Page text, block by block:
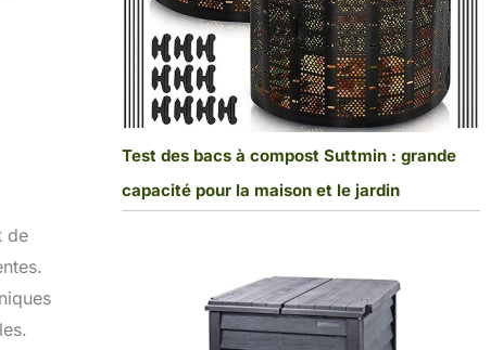
de
Test des bacs à compost Suttmin : grande
capacité pour la maison et le jardin